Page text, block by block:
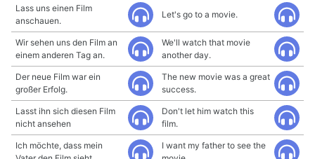
Lass uns einen Film
anschauen.
Let's go to a movie.
Wir sehen uns den Film an
einem anderen Tag an.
We'll watch that movie
another day.
Der neue Film war ein
großer Erfolg.
The new movie was a great
success.
Lasst ihn sich diesen Film
nicht ansehen
Don't let him watch this
film.
Ich möchte, dass mein
I want my father to see the